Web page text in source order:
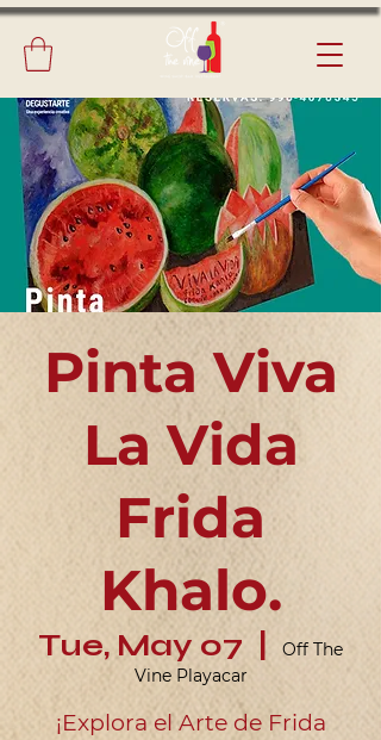
Pinta Viva
La Vida
Frida
Khalo.
Tue, May 07
  |
Off The
Vine Playacar
¡Explora el Arte de Frida